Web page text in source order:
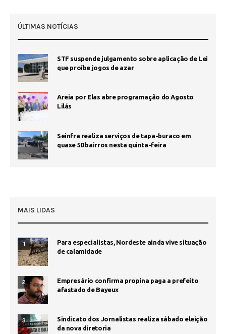
ÚLTIMAS NOTÍCIAS
STF suspende julgamento sobre aplicação de Lei
que proíbe jogos de azar
Areia por Elas abre programação do Agosto
Lilás
Seinfra realiza serviços de tapa-buraco em
quase 50 bairros nesta quinta-feira
MAIS LIDAS
1
Para especialistas, Nordeste ainda vive situação
de calamidade
2
Empresário confirma propina paga a prefeito
afastado de Bayeux
3
Sindicato dos Jornalistas realiza sábado eleição
da nova diretoria